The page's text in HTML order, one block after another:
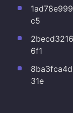
c5
6f1
31e